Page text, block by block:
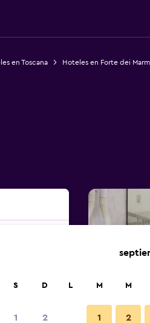
en Toscana Hoteles en Forte dei
S D
1 2
L M M
1 2